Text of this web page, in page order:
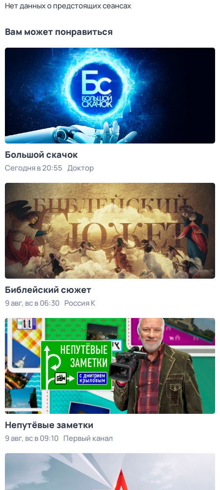
Нет данных о предстоящих сеансах
Вам может понравиться
Большой скачок
Сегодня в 20:55 Доктор
Библейский сюжет
9 авг, вс в 06:30 Россия К
Непутёвые заметки
9 авг, вс в 09:10 Первый канал